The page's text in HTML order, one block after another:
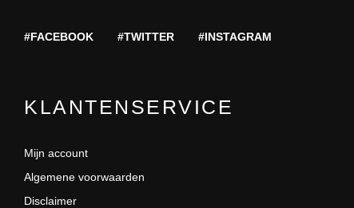
#FACEBOOK #TWITTER #INSTAGRAM
KLANTENSERVICE
Mijn account
Algemene voorwaarden
Disclaimer